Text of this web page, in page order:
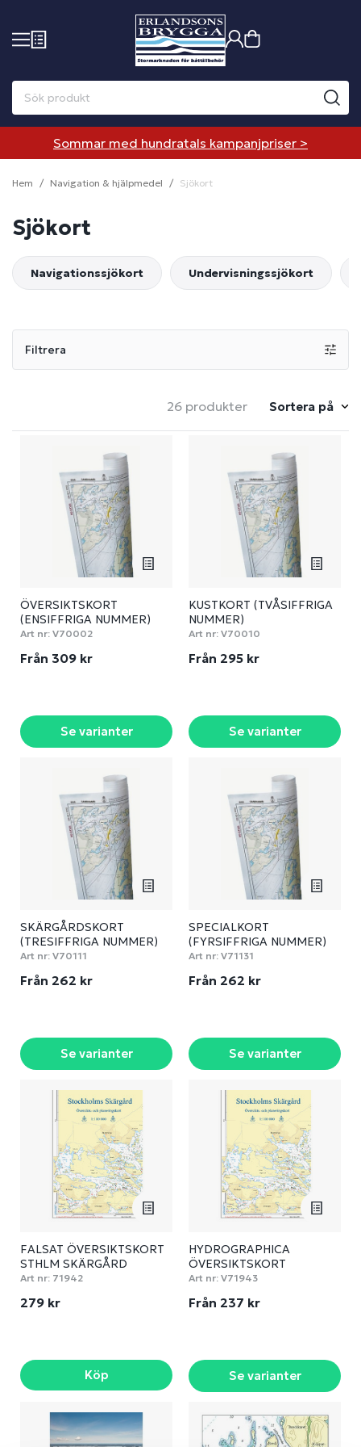
Sommar med hundratals kampanjpriser >
Hem Navigation & hjälpmedel Sjökort
Sjökort
Navigationssjökort Undervisningssjökort
Filtrera
26 produkter Sortera på
ÖVERSIKTSKORT
(ENSIFFRIGA NUMMER)
Art nr: V70002
Från 309 kr
Se varianter
KUSTKORT (TVÅSIFFRIGA
NUMMER)
Art nr: V70010
Från 295 kr
Se varianter
SKÄRGÅRDSKORT
(TRESIFFRIGA NUMMER)
Art nr: V70111
Från 262 kr
Se varianter
SPECIALKORT
(FYRSIFFRIGA NUMMER)
Art nr: V71131
Från 262 kr
Se varianter
FALSAT ÖVERSIKTSKORT
STHLM SKÄRGÅRD
Art nr: 71942
279 kr
Köp
HYDROGRAPHICA
ÖVERSIKTSKORT
Art nr: V71943
Från 237 kr
Se varianter